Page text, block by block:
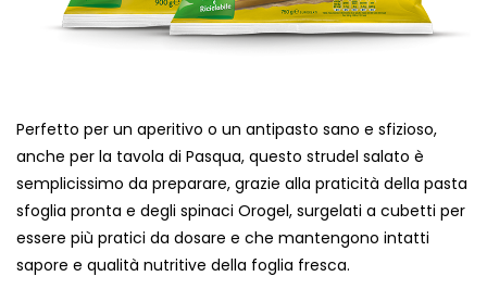
Perfetto per un aperitivo o un antipasto sano e sfizioso,
anche per la tavola di Pasqua, questo strudel salato è
semplicissimo da preparare, grazie alla praticità della pasta
sfoglia pronta e degli spinaci Orogel, surgelati a cubetti per
essere più pratici da dosare e che mantengono intatti
sapore e qualità nutritive della foglia fresca.